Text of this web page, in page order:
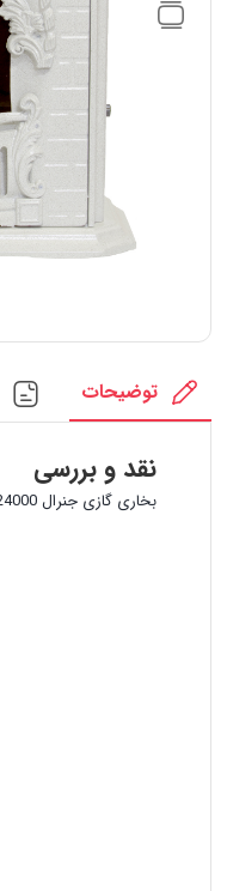
توضیحات
نقد و بررسی
بخاری گازی جنرال 24000 مدل پرنسس سفید نقره ای